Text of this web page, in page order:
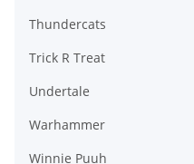
Thundercats
Trick R Treat
Undertale
Warhammer
Winnie Puuh